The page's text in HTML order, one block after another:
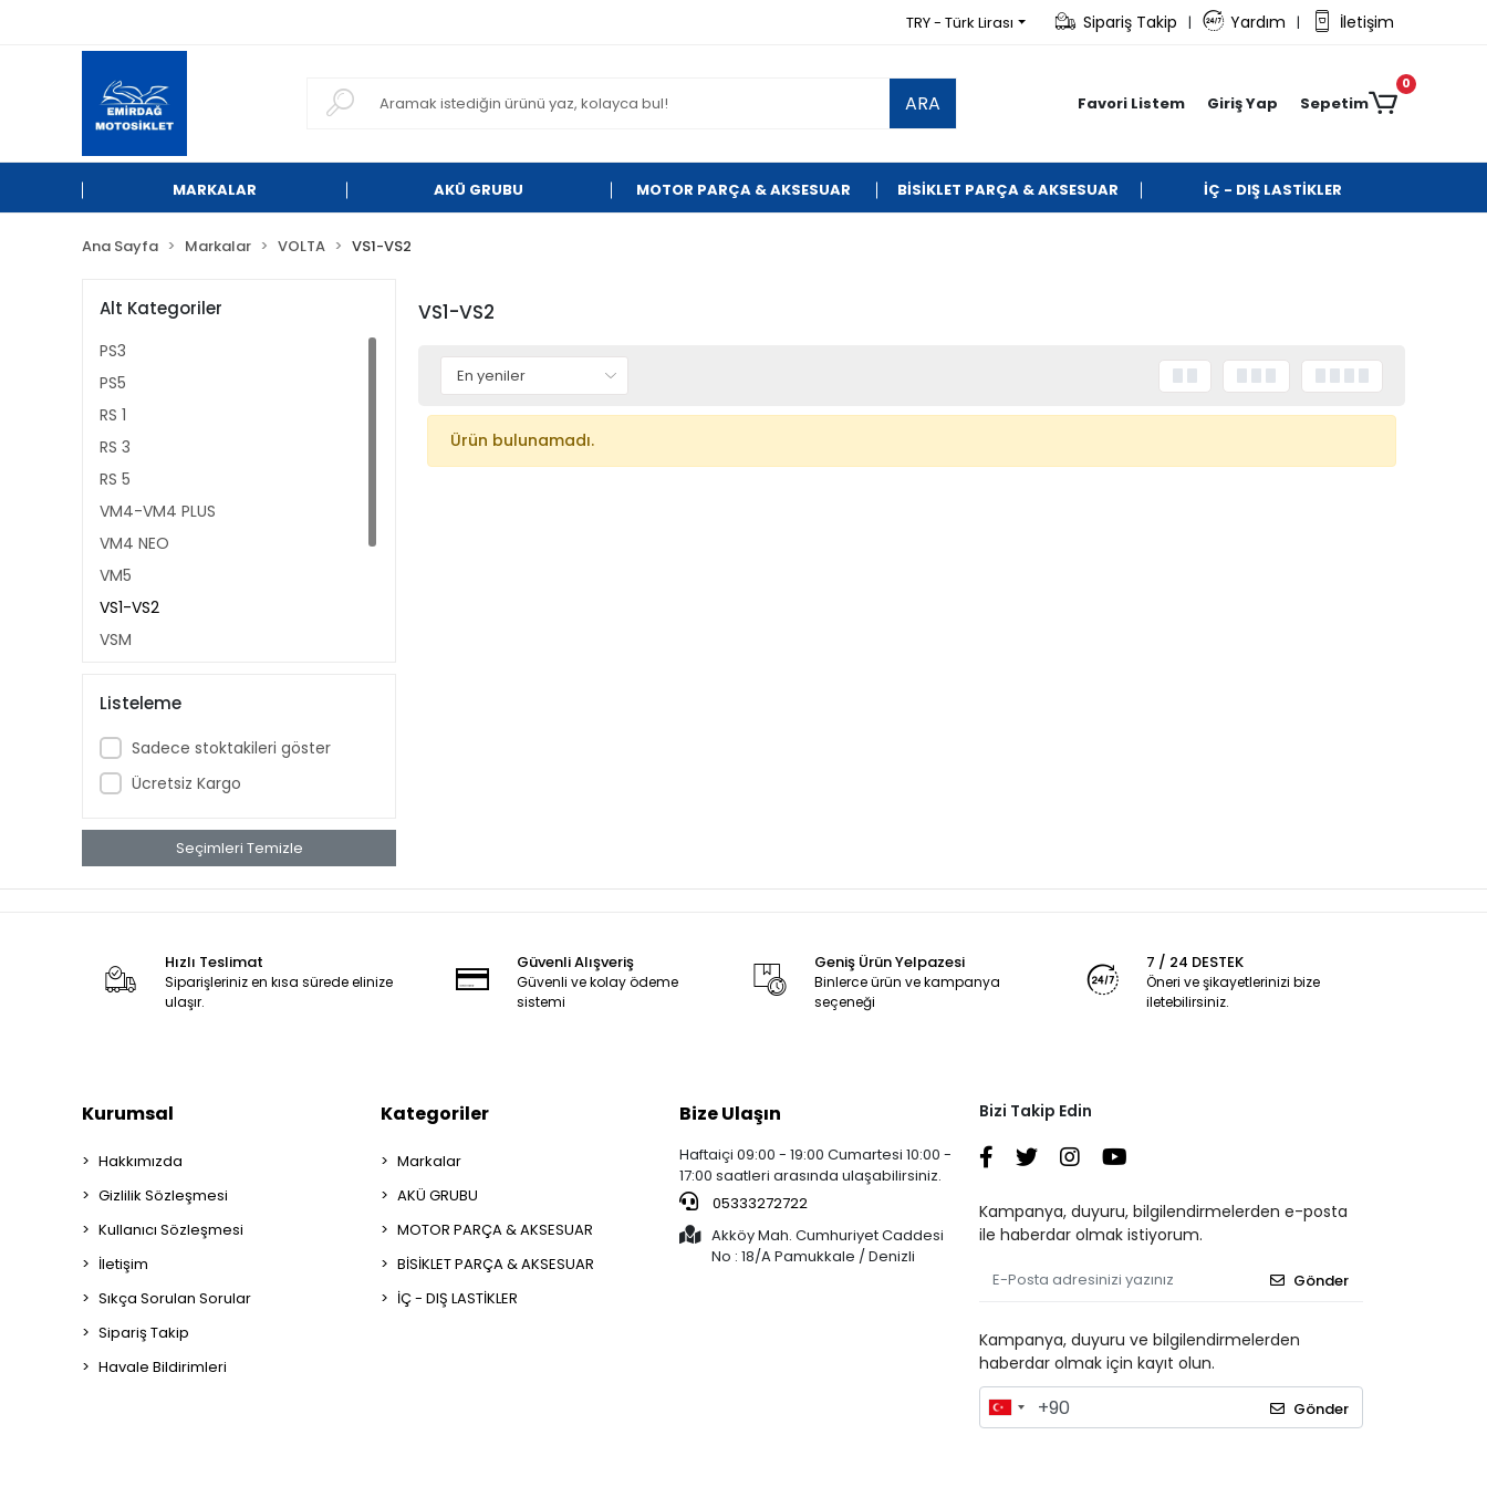
TRY - Türk Lirası Sipariş Takip | Yardım | İletişim
ARA Favori Listem Giriş Yap Sepetim
0
MARKALAR AKÜ GRUBU MOTOR PARÇA & AKSESUAR BİSİKLET PARÇA & AKSESUAR İÇ - DIŞ LASTİKLER
Ana Sayfa Markalar VOLTA VS1-VS2
Alt Kategoriler
PS3
PS5
RS 1
RS 3
RS 5
VM4-VM4 PLUS
VM4 NEO
VM5
VS1-VS2
VSM
VSX
VT5
APM5
Listeleme
Sadece stoktakileri göster
Ücretsiz Kargo
Seçimleri Temizle
VS1-VS2
Ürün bulunamadı.
Hızlı Teslimat
Siparişleriniz en kısa sürede elinize
ulaşır.
Güvenli Alışveriş
Güvenli ve kolay ödeme
sistemi
Geniş Ürün Yelpazesi
Binlerce ürün ve kampanya
seçeneği
7 / 24 DESTEK
Öneri ve şikayetlerinizi bize
iletebilirsiniz.
Kurumsal
Hakkımızda
Gizlilik Sözleşmesi
Kullanıcı Sözleşmesi
İletişim
Sıkça Sorulan Sorular
Sipariş Takip
Havale Bildirimleri
Kategoriler
Markalar
AKÜ GRUBU
MOTOR PARÇA & AKSESUAR
BİSİKLET PARÇA & AKSESUAR
İÇ - DIŞ LASTİKLER
Bize Ulaşın
Haftaiçi 09:00 - 19:00 Cumartesi 10:00 -
17:00 saatleri arasında ulaşabilirsiniz.
05333272722
Akköy Mah. Cumhuriyet Caddesi
No : 18/A Pamukkale / Denizli
Bizi Takip Edin
Kampanya, duyuru, bilgilendirmelerden e-posta
ile haberdar olmak istiyorum.
Gönder
Kampanya, duyuru ve bilgilendirmelerden
haberdar olmak için kayıt olun.
Gönder